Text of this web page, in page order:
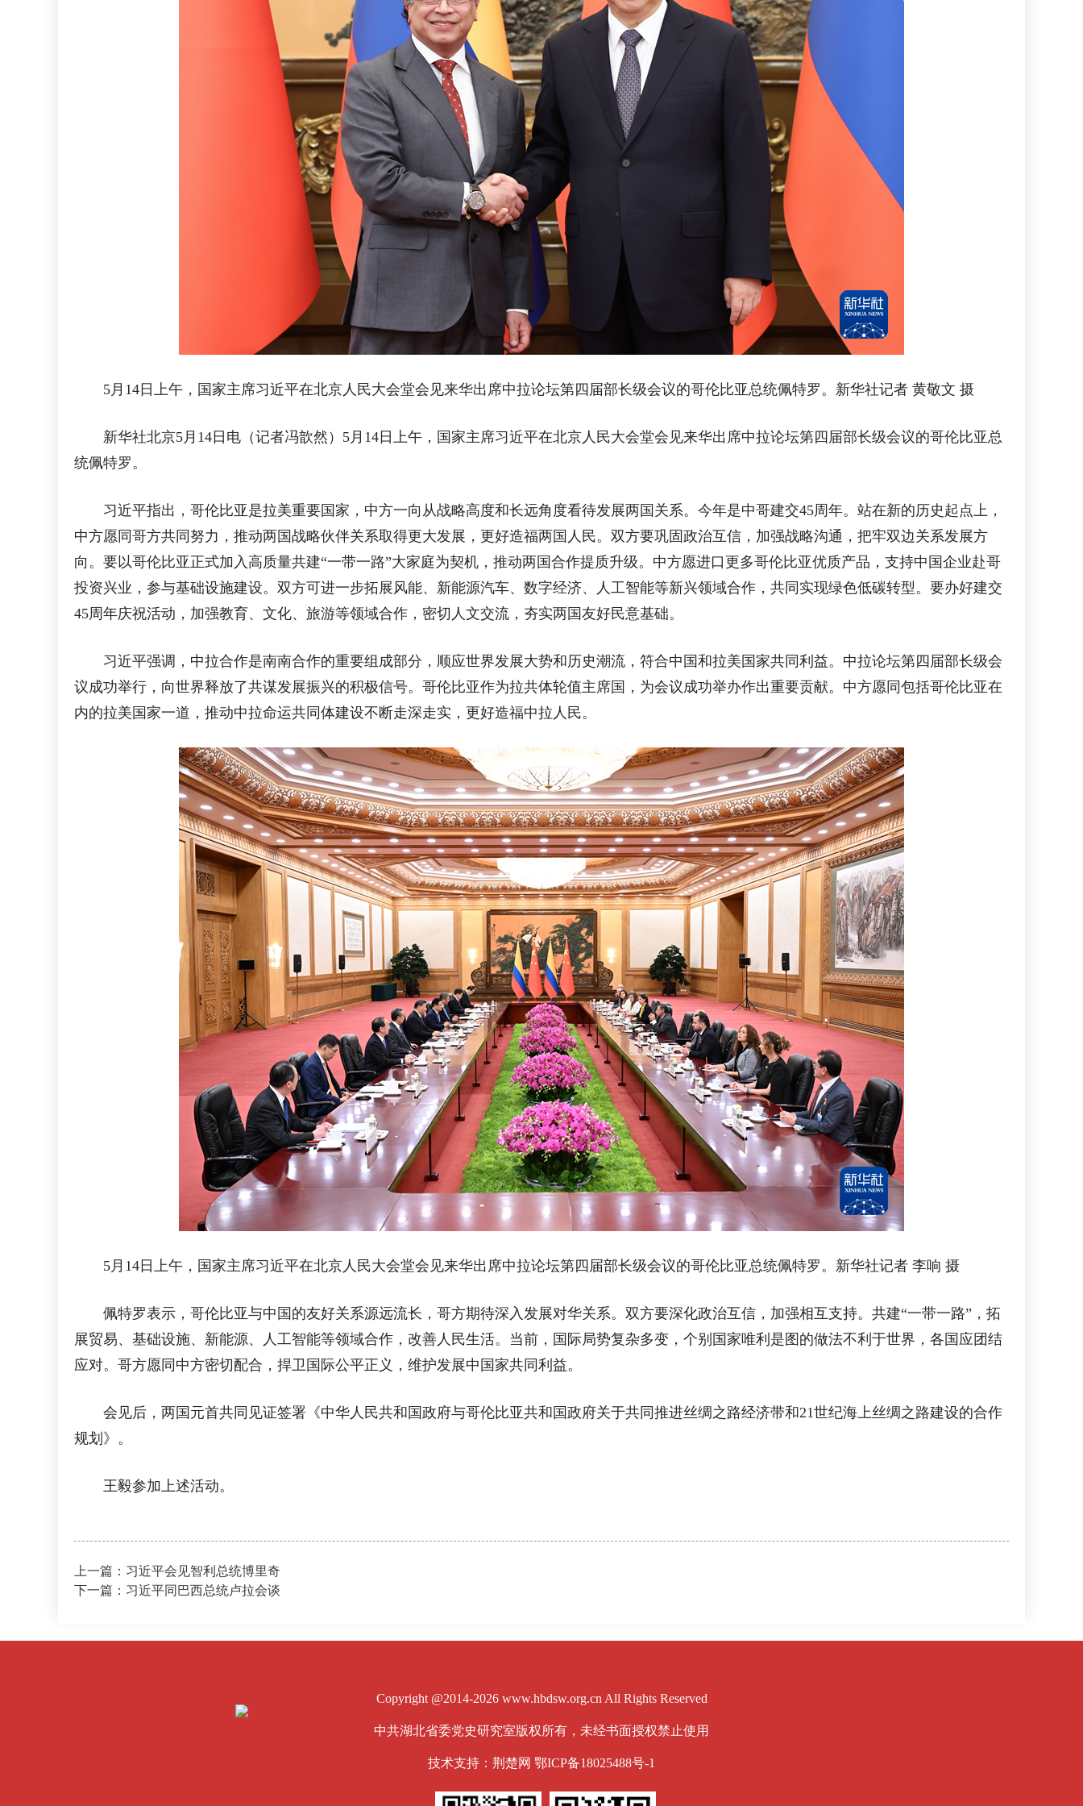
5月14日上午，国家主席习近平在北京人民大会堂会见来华出席中拉论坛第四届部长级会议的哥伦比亚总统佩特罗。新华社记者 黄敬文 摄
新华社北京5月14日电（记者冯歆然）5月14日上午，国家主席习近平在北京人民大会堂会见来华出席中拉论坛第四届部长级会议的哥伦比亚总
统佩特罗。
习近平指出，哥伦比亚是拉美重要国家，中方一向从战略高度和长远角度看待发展两国关系。今年是中哥建交45周年。站在新的历史起点上，
中方愿同哥方共同努力，推动两国战略伙伴关系取得更大发展，更好造福两国人民。双方要巩固政治互信，加强战略沟通，把牢双边关系发展方
向。要以哥伦比亚正式加入高质量共建“一带一路”大家庭为契机，推动两国合作提质升级。中方愿进口更多哥伦比亚优质产品，支持中国企业赴哥
投资兴业，参与基础设施建设。双方可进一步拓展风能、新能源汽车、数字经济、人工智能等新兴领域合作，共同实现绿色低碳转型。要办好建交
45周年庆祝活动，加强教育、文化、旅游等领域合作，密切人文交流，夯实两国友好民意基础。
习近平强调，中拉合作是南南合作的重要组成部分，顺应世界发展大势和历史潮流，符合中国和拉美国家共同利益。中拉论坛第四届部长级会
议成功举行，向世界释放了共谋发展振兴的积极信号。哥伦比亚作为拉共体轮值主席国，为会议成功举办作出重要贡献。中方愿同包括哥伦比亚在
内的拉美国家一道，推动中拉命运共同体建设不断走深走实，更好造福中拉人民。
5月14日上午，国家主席习近平在北京人民大会堂会见来华出席中拉论坛第四届部长级会议的哥伦比亚总统佩特罗。新华社记者 李响 摄
佩特罗表示，哥伦比亚与中国的友好关系源远流长，哥方期待深入发展对华关系。双方要深化政治互信，加强相互支持。共建“一带一路”，拓
展贸易、基础设施、新能源、人工智能等领域合作，改善人民生活。当前，国际局势复杂多变，个别国家唯利是图的做法不利于世界，各国应团结
应对。哥方愿同中方密切配合，捍卫国际公平正义，维护发展中国家共同利益。
会见后，两国元首共同见证签署《中华人民共和国政府与哥伦比亚共和国政府关于共同推进丝绸之路经济带和21世纪海上丝绸之路建设的合作
规划》。
王毅参加上述活动。
上一篇：习近平会见智利总统博里奇
下一篇：习近平同巴西总统卢拉会谈
Copyright @2014-2026 www.hbdsw.org.cn All Rights Reserved
中共湖北省委党史研究室版权所有，未经书面授权禁止使用
技术支持：荆楚网 鄂ICP备18025488号-1